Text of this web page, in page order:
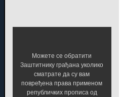
Можете се обратити
Заштитнику грађана уколико
сматрате да су вам
повређена права применом
републичких прописа од